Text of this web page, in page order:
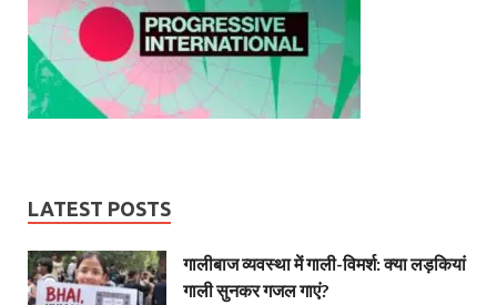
LATEST POSTS
गालीबाज व्‍यवस्‍था में गाली-विमर्श: क्या लड़कियां
गाली सुनकर गजल गाएं?